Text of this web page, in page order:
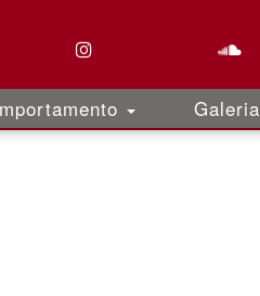
Galeria